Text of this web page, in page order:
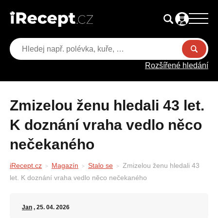
Rozšířené hledání
Zmizelou ženu hledali 43 let.
K doznání vraha vedlo něco
nečekaného
iRecept.cz Magazín Stalo se
Zmizelou ženu hledali 43
let. K doznání vraha vedlo něco nečekaného
Jan , 25. 04. 2026